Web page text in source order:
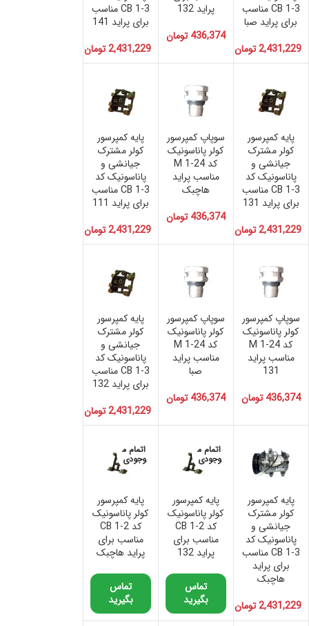
CB 1-3 مناسب
برای پراید صبا
2,431,229تومان
پراید 132
436,374 تومان
CB 1-3 مناسب
برای پراید 141
2,431,229تومان
پایه کمپرسور
کولر مشترک
جیانشی و
پاناسونیک کد
CB 1-3 مناسب
برای پراید 131
2,431,229تومان
سوپاپ کمپرسور
کولر پاناسونیک
کد M 1-24
مناسب پراید
هاچبک
436,374 تومان
پایه کمپرسور
کولر مشترک
جیانشی و
پاناسونیک کد
CB 1-3 مناسب
برای پراید 111
2,431,229تومان
سوپاپ کمپرسور
کولر پاناسونیک
کد M 1-24
مناسب پراید
131
436,374 تومان
سوپاپ کمپرسور
کولر پاناسونیک
کد M 1-24
مناسب پراید
صبا
436,374 تومان
پایه کمپرسور
کولر مشترک
جیانشی و
پاناسونیک کد
CB 1-3 مناسب
برای پراید 132
2,431,229تومان
پایه کمپرسور
کولر مشترک
جیانشی و
پاناسونیک کد
CB 1-3 مناسب
برای پراید
هاچبک
2,431,229تومان
اتمام م
وجودی
پایه کمپرسور
کولر پاناسونیک
کد CB 1-2
مناسب برای
پراید 132
تماس
بگیرید
اتمام م
وجودی
پایه کمپرسور
کولر پاناسونیک
کد CB 1-2
مناسب برای
پراید هاچبک
تماس
بگیرید